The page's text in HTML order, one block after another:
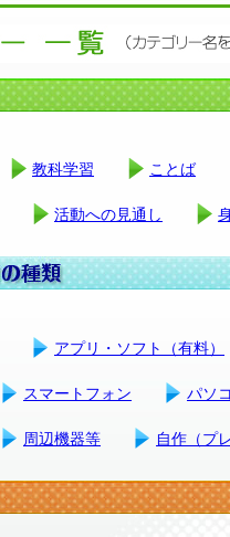
教科学習 ことば
活動への見通し
アプリ・ソフト（有料）
スマートフォン パソ
周辺機器等 自作（プ